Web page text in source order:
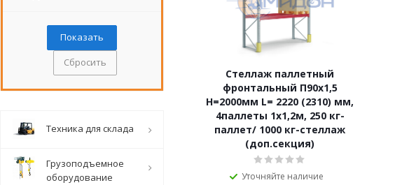
Стеллаж паллетный
фронтальный П90х1,5
Н=2000мм L= 2220 (2310) мм,
4паллеты 1х1,2м, 250 кг-
паллет/ 1000 кг-стеллаж
(доп.секция)
Уточняйте наличие
Сбросить
Техника для склада
Грузоподъемное
оборудование